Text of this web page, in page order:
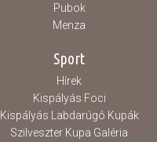
Pubok
Menza
Sport
Hírek
Kispályás Foci
Kispályás Labdarúgó Kupák
Szilveszter Kupa Galéria